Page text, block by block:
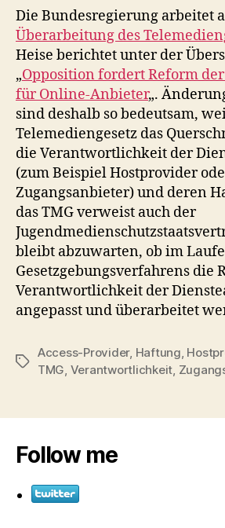
Die Bundesregierung arbeitet
Überarbeitung des
Heise berichtet unter der
„Opposition fordert Reform
für Online-Anbieter„.
sind deshalb so bedeutsam,
Telemediengesetz das
die Verantwortlichkeit der
(zum Beispiel Hostprovider
Zugangsanbieter) und deren
das TMG verweist auch der
bleibt abzuwarten, ob im
Gesetzgebungsverfahrens die
Verantwortlichkeit der
angepasst und überarbeitet
Schlagwörter
Access-Provider, Haftung
TMG Verantwortlichkeit
Follow me